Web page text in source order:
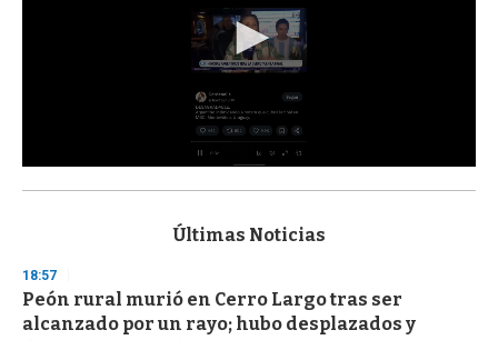
s
d
s
o
f
Últimas Noticias
18:57
Peón rural murió en Cerro Largo tras ser
alcanzado por un rayo; hubo desplazados y